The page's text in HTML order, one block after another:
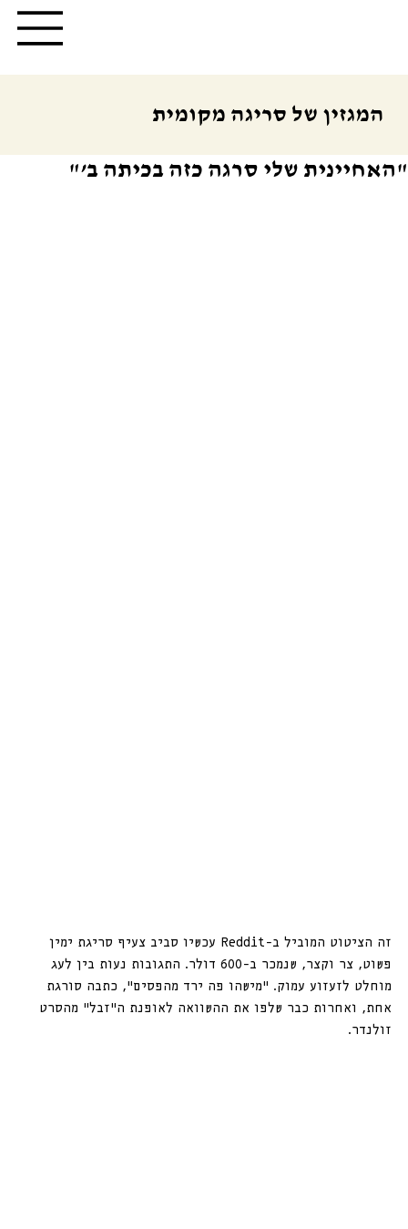
המגזין של סריגה מקומית
"האחיינית שלי סרגה כזה בכיתה ב’"
זה הציטוט המוביל ב-Reddit עכשיו סביב צעיף סריגת ימין
פשוט, צר וקצר, שנמכר ב-600 דולר. התגובות נעות בין לעג
מוחלט לזעזוע עמוק. “מישהו פה ירד מהפסים”, כתבה סורגת
אחת, ואחרות כבר שלפו את ההשוואה לאופנת ה”זבל” מהסרט
זולנדר.